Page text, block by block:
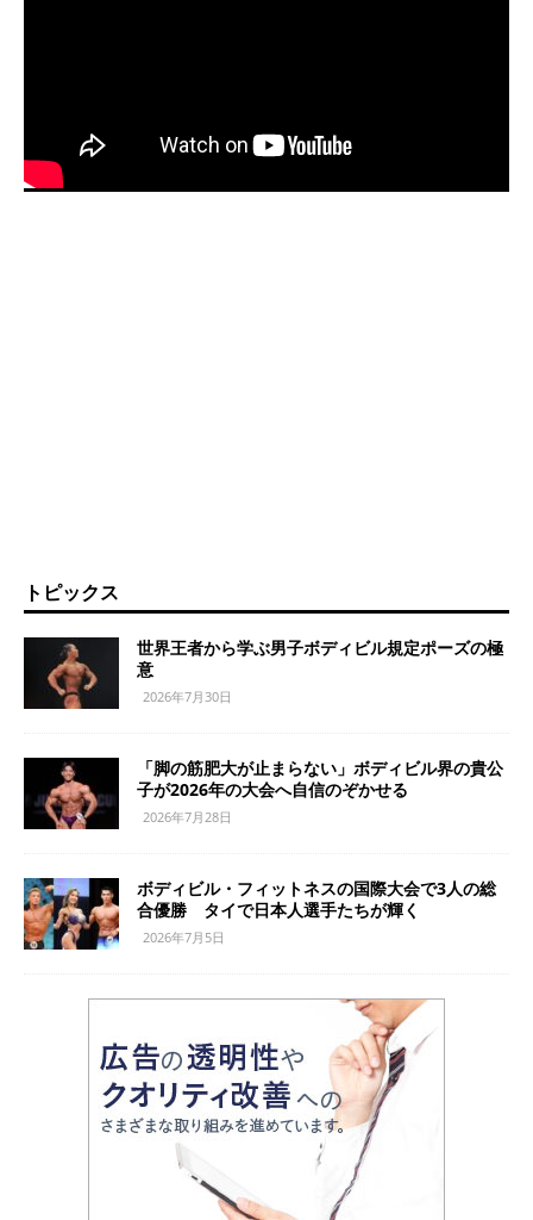
トピックス
世界王者から学ぶ男子ボディビル規定ポーズの極
意
2026年7月30日
「脚の筋肥大が止まらない」ボディビル界の貴公
子が2026年の大会へ自信のぞかせる
2026年7月28日
ボディビル・フィットネスの国際大会で3人の総
合優勝 タイで日本人選手たちが輝く
2026年7月5日